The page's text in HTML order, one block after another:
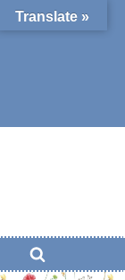
Translate »